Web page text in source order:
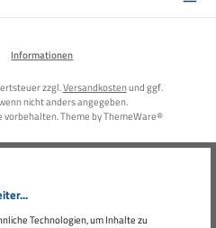
Technologien, um Inhalte zu
Informationen
zzgl.Versandkostenund ggf.
nicht anders angegeben.
vorbehalten. Theme byThemeWare®